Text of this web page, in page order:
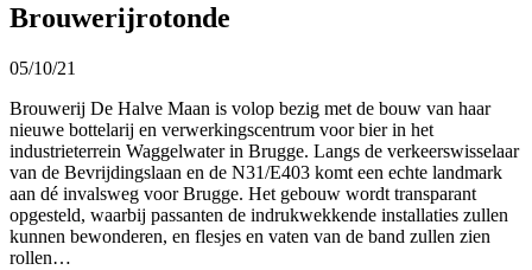
Brouwerijrotonde
05/10/21
Brouwerij De Halve Maan is volop bezig met de bouw van haar
nieuwe bottelarij en verwerkingscentrum voor bier in het
industrieterrein Waggelwater in Brugge. Langs de verkeerswisselaar
van de Bevrijdingslaan en de N31/E403 komt een echte landmark
aan dé invalsweg voor Brugge. Het gebouw wordt transparant
opgesteld, waarbij passanten de indrukwekkende installaties zullen
kunnen bewonderen, en flesjes en vaten van de band zullen zien
rollen…